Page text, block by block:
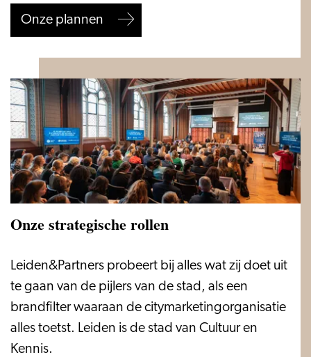
Onze plannen
Onze strategische rollen
Onze
strategische
rollen
Leiden&Partners probeert bij alles wat zij doet uit
te gaan van de pijlers van de stad, als een
brandfilter waaraan de citymarketingorganisatie
alles toetst. Leiden is de stad van Cultuur en
Kennis.